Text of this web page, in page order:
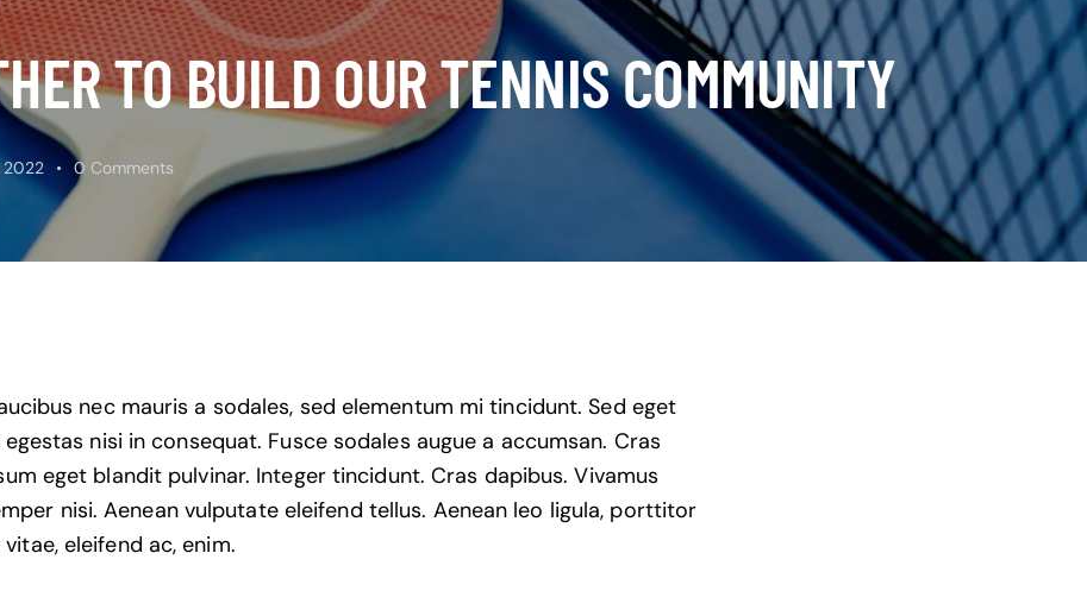
TO BUILD OUR TENNIS COMMUNITY
2022 0 Comments
nec mauris a sodales, sed elementum mi tincidunt. Sed eget
nisi in consequat. Fusce sodales augue a accumsan. Cras
eget blandit pulvinar. Integer tincidunt. Cras dapibus. Vivamus
nisi. Aenean vulputate eleifend tellus. Aenean leo ligula, porttitor
eleifend ac, enim.